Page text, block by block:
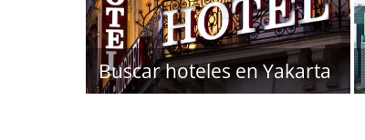
Buscar hoteles en Yakarta